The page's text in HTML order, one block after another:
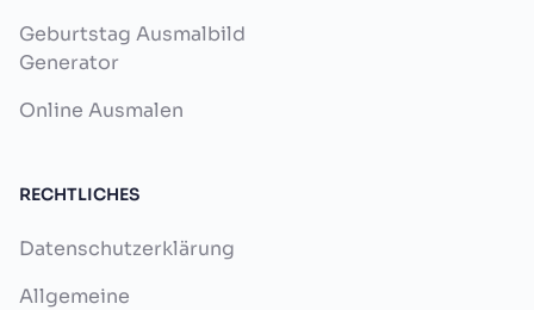
Geburtstag Ausmalbild
Generator
Online Ausmalen
RECHTLICHES
Datenschutzerklärung
Allgemeine